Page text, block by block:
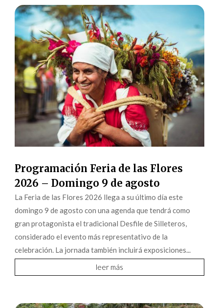
Programación Feria de las Flores
2026 – Domingo 9 de agosto
La Feria de las Flores 2026 llega a su último día este
domingo 9 de agosto con una agenda que tendrá como
gran protagonista el tradicional Desfile de Silleteros,
considerado el evento más representativo de la
celebración. La jornada también incluirá exposiciones...
leer más